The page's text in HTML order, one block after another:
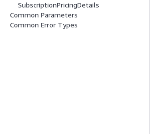
SubscriptionPricingDetails
Common Parameters
Common Error Types